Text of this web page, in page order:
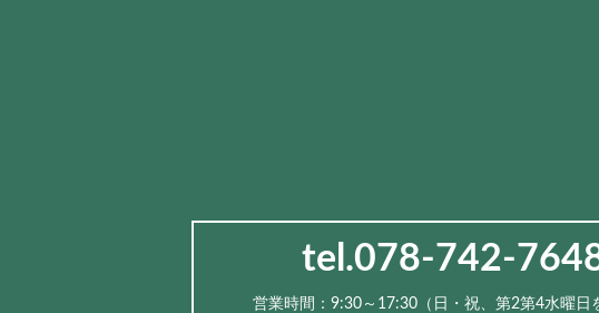
tel.078-742-
営業時間：9:30～17:30（⽇・祝、第2第4水曜日